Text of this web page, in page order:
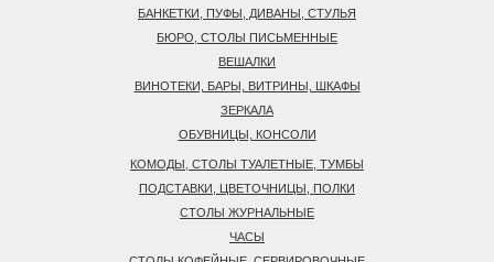
БАНКЕТКИ, ПУФЫ, ДИВАНЫ, СТУЛЬЯ
БЮРО, СТОЛЫ ПИСЬМЕННЫЕ
ВЕШАЛКИ
ВИНОТЕКИ, БАРЫ, ВИТРИНЫ, ШКАФЫ
ЗЕРКАЛА
ОБУВНИЦЫ, КОНСОЛИ
КОМОДЫ, СТОЛЫ ТУАЛЕТНЫЕ, ТУМБЫ
ПОДСТАВКИ, ЦВЕТОЧНИЦЫ, ПОЛКИ
СТОЛЫ ЖУРНАЛЬНЫЕ
ЧАСЫ